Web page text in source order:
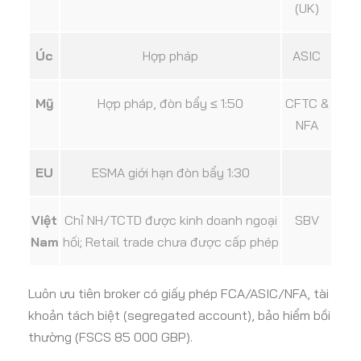
(UK)
Úc Hợp pháp ASIC
Mỹ Hợp pháp, đòn bẩy ≤ 1:50
CFTC &
NFA
EU ESMA giới hạn đòn bẩy 1:30
Việt
Nam
Chỉ NH/TCTD được kinh doanh ngoại
hối; Retail trade chưa được cấp phép
SBV
Luôn ưu tiên broker có giấy phép FCA/ASIC/NFA, tài
khoản tách biệt (segregated account), bảo hiểm bồi
thường (FSCS 85 000 GBP).